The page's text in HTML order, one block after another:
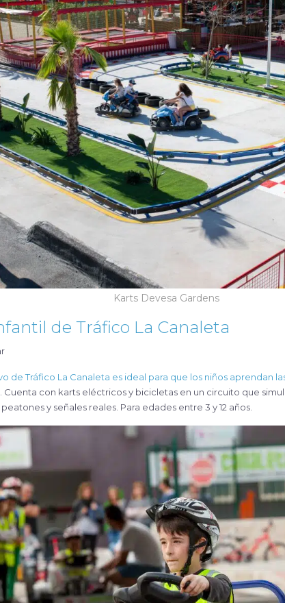
Karts Devesa Gardens
de Tráfico La Canaleta
de Tráfico La Canaleta es ideal para que los niños aprendan
. Cuenta con karts eléctricos y bicicletas en un circuito que
y señales reales. Para edades entre 3 y 12 años.